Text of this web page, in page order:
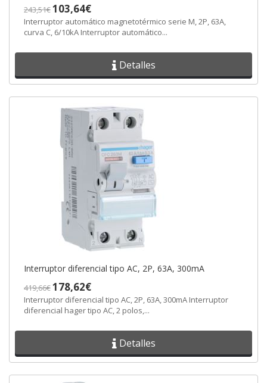
243,51€103,64€
Interruptor automático magnetotérmico serie M, 2P, 63A,
curva C, 6/10kA Interruptor automático...
Detalles
Interruptor diferencial tipo AC, 2P, 63A, 300mA
419,66€178,62€
Interruptor diferencial tipo AC, 2P, 63A, 300mA Interruptor
diferencial hager tipo AC, 2 polos,...
Detalles